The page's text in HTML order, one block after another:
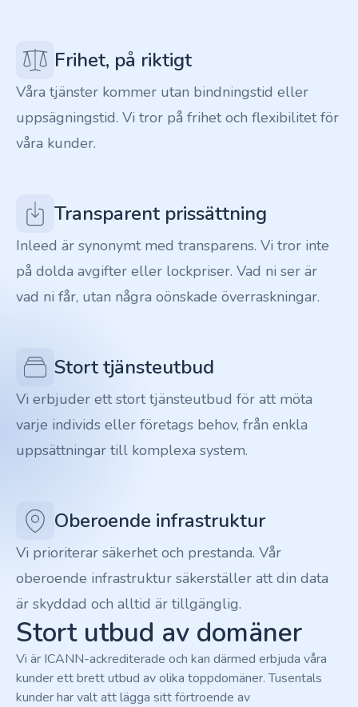
Frihet, på riktigt
Våra tjänster kommer utan bindningstid eller
uppsägningstid. Vi tror på frihet och flexibilitet för
våra kunder.
Transparent prissättning
Inleed är synonymt med transparens. Vi tror inte
på dolda avgifter eller lockpriser. Vad ni ser är
vad ni får, utan några oönskade överraskningar.
Stort tjänsteutbud
Vi erbjuder ett stort tjänsteutbud för att möta
varje individs eller företags behov, från enkla
uppsättningar till komplexa system.
Oberoende infrastruktur
Vi prioriterar säkerhet och prestanda. Vår
oberoende infrastruktur säkerställer att din data
är skyddad och alltid är tillgänglig.
Stort utbud av domäner
Vi är ICANN-ackrediterade och kan därmed erbjuda våra
kunder ett brett utbud av olika toppdomäner. Tusentals
kunder har valt att lägga sitt förtroende av